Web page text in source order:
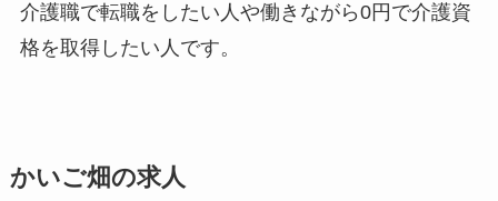
介護職で転職をしたい人や働きながら0円で介護資
格を取得したい人です。
かいご畑の求人